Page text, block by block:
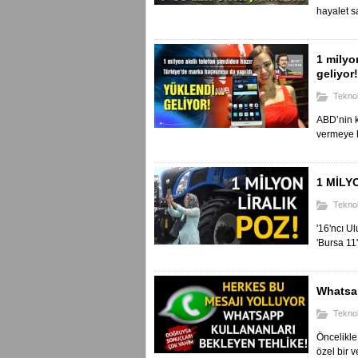
hayalet
1
geliyor!
ABD’nin
vermeye
1
'16'ncı
'Bursa
özel bir